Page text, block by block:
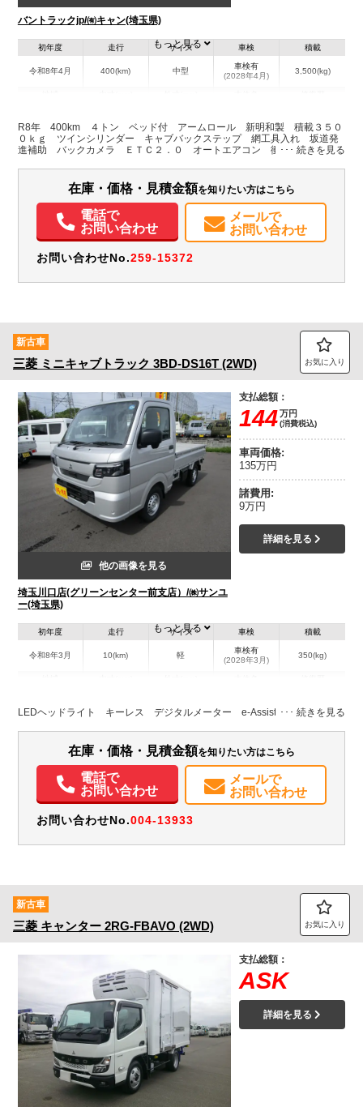
バントラックjp/㈲キャン(埼玉県)
初年度
令和8年4月
走行
400(km)
サイズ
中型
車検
車検有
(2028年4月)
積載
3,500(kg)
埼玉県
W:2,230
H:2,430
無
パワステ パワーウィンドウ ABS エアバッグ
集中ドアロック
電動格納ミラー
ETC バックモニター
もっと見る
R8年 400km ４トン ベッド付 アームロール 新明和製 積載３５０
０ｋｇ ツインシリンダー キャブバックステップ 網工具入れ 坂道発
進補助 バックカメラ ＥＴＣ２．０ オートエアコン 衝突軽減ブレー
在庫・価格・見積金額を知りたい方はこちら
電話で
お問い合わせ
メールで
お問い合わせ
お問い合わせNo.259-15372
新古車
三菱 ミニキャブトラック 3BD-DS16T (2WD) お気に入り
他の画像を見る
埼玉川口店(グリーンセンター前支店）/㈱サンユ
ー(埼玉県)
支払総額：
144万円
(消費税込)
車両価格:
135万円
諸費用:
9万円
詳細を見る
初年度
令和8年3月
走行
10(km)
サイズ
軽
車検
車検有
(2028年3月)
積載
350(kg)
エアコン パワステ パワーウィンドウ ABS エアバッグ
集中ドアロック
記録簿（一部含む）
取扱説明書（一部含む） メンテナンスノート（保証書）
もっと見る
LEDヘッドライト キーレス デジタルメーター e-Assist(運転支援機能)
在庫・価格・見積金額を知りたい方はこちら
電話で
お問い合わせ
メールで
お問い合わせ
お問い合わせNo.004-13933
新古車
三菱 キャンター 2RG-FBAVO (2WD) お気に入り
支払総額：
ASK
詳細を見る